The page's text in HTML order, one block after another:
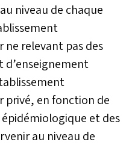
niveau de chaque
ne relevant pas des
d’enseignement
privé, en fonction de
et des
au niveau de